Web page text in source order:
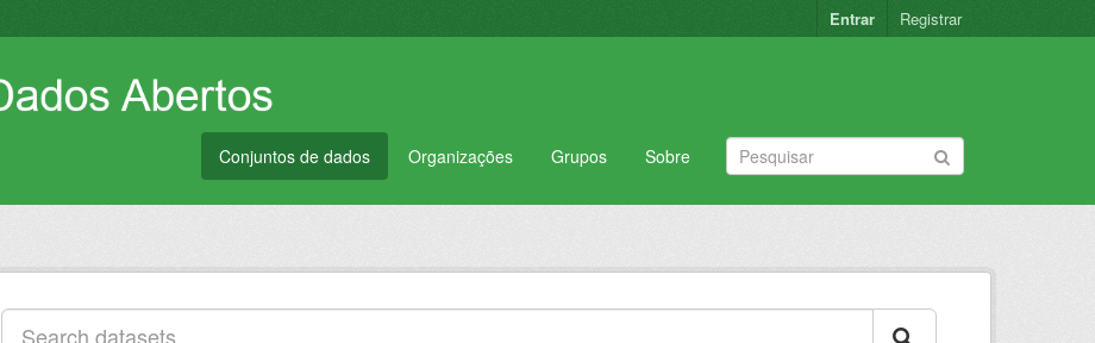
Entrar Registrar
Conjuntos de dados Organizações Grupos Sobre